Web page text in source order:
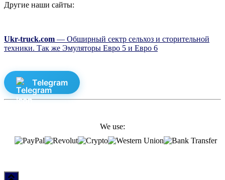
Другие наши сайты:
Ukr-truck.com — Обширный сектр сельхоз и сторительной
техники. Так же Эмуляторы Евро 5 и Евро 6
Telegram
We use: